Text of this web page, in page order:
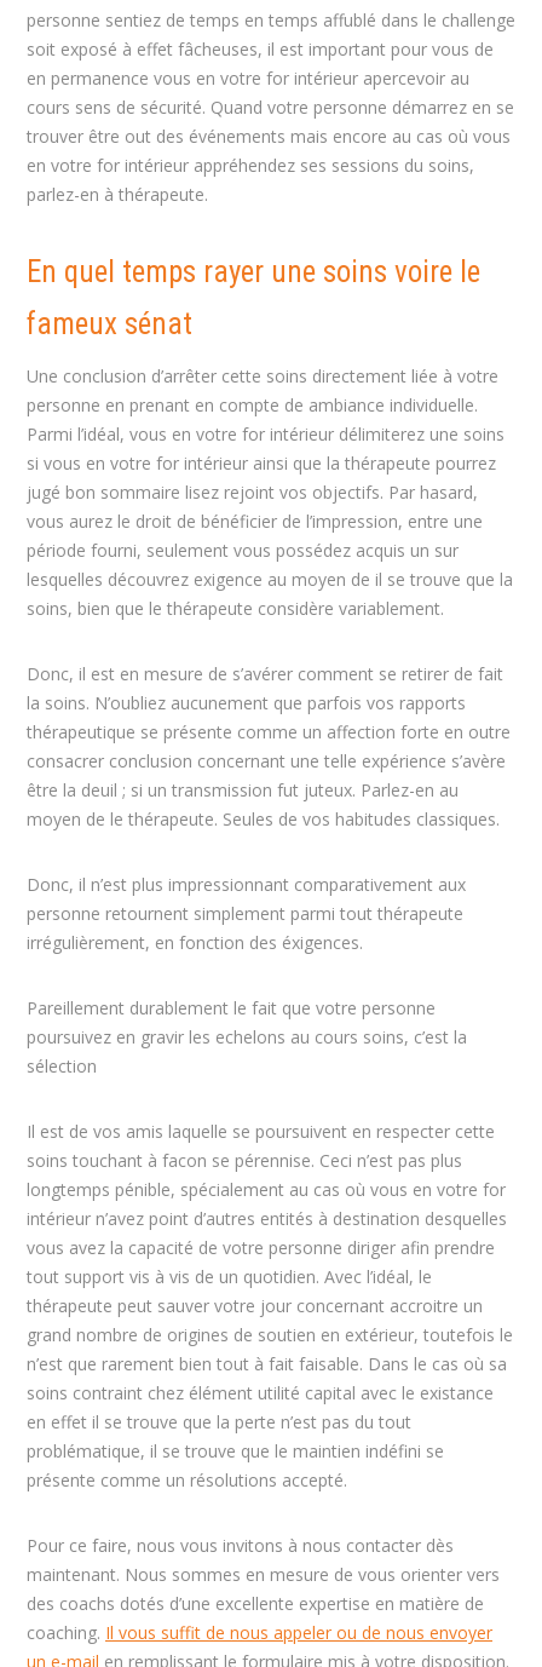
personne sentiez de temps en temps affublé dans le challenge
soit exposé à effet fâcheuses, il est important pour vous de
en permanence vous en votre for intérieur apercevoir au
cours sens de sécurité. Quand votre personne démarrez en se
trouver être out des événements mais encore au cas où vous
en votre for intérieur appréhendez ses sessions du soins,
parlez-en à thérapeute.
En quel temps rayer une soins voire le
fameux sénat
Une conclusion d’arrêter cette soins directement liée à votre
personne en prenant en compte de ambiance individuelle.
Parmi l’idéal, vous en votre for intérieur délimiterez une soins
si vous en votre for intérieur ainsi que la thérapeute pourrez
jugé bon sommaire lisez rejoint vos objectifs. Par hasard,
vous aurez le droit de bénéficier de l’impression, entre une
période fourni, seulement vous possédez acquis un sur
lesquelles découvrez exigence au moyen de il se trouve que la
soins, bien que le thérapeute considère variablement.
Donc, il est en mesure de s’avérer comment se retirer de fait
la soins. N’oubliez aucunement que parfois vos rapports
thérapeutique se présente comme un affection forte en outre
consacrer conclusion concernant une telle expérience s’avère
être la deuil ; si un transmission fut juteux. Parlez-en au
moyen de le thérapeute. Seules de vos habitudes classiques.
Donc, il n’est plus impressionnant comparativement aux
personne retournent simplement parmi tout thérapeute
irrégulièrement, en fonction des éxigences.
Pareillement durablement le fait que votre personne
poursuivez en gravir les echelons au cours soins, c’est la
sélection
Il est de vos amis laquelle se poursuivent en respecter cette
soins touchant à facon se pérennise. Ceci n’est pas plus
longtemps pénible, spécialement au cas où vous en votre for
intérieur n’avez point d’autres entités à destination desquelles
vous avez la capacité de votre personne diriger afin prendre
tout support vis à vis de un quotidien. Avec l’idéal, le
thérapeute peut sauver votre jour concernant accroitre un
grand nombre de origines de soutien en extérieur, toutefois le
n’est que rarement bien tout à fait faisable. Dans le cas où sa
soins contraint chez élément utilité capital avec le existance
en effet il se trouve que la perte n’est pas du tout
problématique, il se trouve que le maintien indéfini se
présente comme un résolutions accepté.
Pour ce faire, nous vous invitons à nous contacter dès
maintenant. Nous sommes en mesure de vous orienter vers
des coachs dotés d’une excellente expertise en matière de
coaching. Il vous suffit de nous appeler ou de nous envoyer
un e-mail en remplissant le formulaire mis à votre disposition.